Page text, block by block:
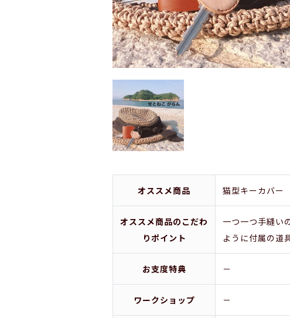
オススメ商品 猫型キーカバー
オススメ商品のこだわ
りポイント
一つ一つ手縫い
ように付属の道
お支度特典 －
ワークショップ －